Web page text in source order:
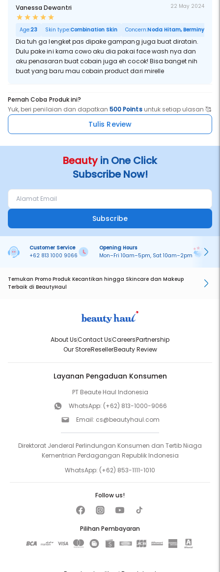
Vanessa Dewantri 22 May 2024
Age:23 Skin type:Combination Skin Concern:Noda Hitam, Berminyak,
Dia tuh ga lengket pas dipake gampang juga buat diratain.
Dulu pake ini karna cowo aku dia pakai face wash nya dan
aku penasaran buat cobain juga eh cocok! Bisa banget nih
buat yang baru mau cobain product dari mirelle
Pernah Coba Produk ini?
Yuk, beri penilaian dan dapatkan500 Pointsuntuk setiap ulasan 🥰
Tulis Review
Beautyin One Click
Subscribe Now!
Subscribe
Customer Service
+62 813 1000 9066
Opening Hours
Mon–Fri 10am–5pm, Sat 10am–2pm
Temukan Promo Produk Kecantikan hingga Skincare dan Makeup
Terbaik di BeautyHaul
About UsContact UsCareersPartnership
Our StoreResellerBeauty Review
Layanan Pengaduan Konsumen
PT Beaute Haul Indonesia
WhatsApp: (+62) 813-1000-9066
Email: cs@beautyhaul.com
Direktorat Jenderal Perlindungan Konsumen dan Tertib Niaga
Kementrian Perdagangan Republik Indonesia
WhatsApp: (+62) 853-1111-1010
Pilihan Pembayaran
Follow us!